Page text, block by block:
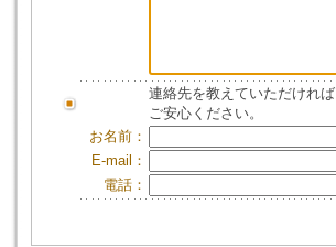
連絡先を教えていただけれ
ご安心ください。
お名前：
E-mail：
電話：